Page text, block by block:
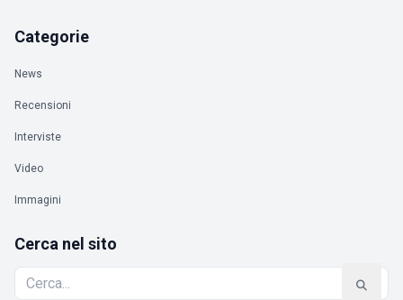
Categorie
News
Recensioni
Interviste
Video
Immagini
Cerca nel sito